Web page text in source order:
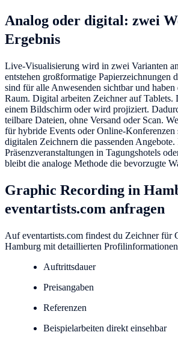
Analog oder digital: zwei
Ergebnis
Live-Visualisierung wird in zwei Varianten
entstehen großformatige Papierzeichnungen
sind für alle Anwesenden sichtbar und haben
Raum. Digital arbeiten Zeichner auf Tablets.
einem Bildschirm oder wird projiziert.
teilbare Dateien, ohne Versand oder Scan.
für hybride Events oder Online-Konferenzen
digitalen Zeichnern die passenden Angebote.
Präsenzveranstaltungen in Tagungshotels
bleibt die analoge Methode die bevorzugte
Graphic Recording in
eventartists.com anfragen
Auf eventartists.com findest du Zeichner für
Hamburg mit detaillierten
Auftrittsdauer
Preisangaben
Referenzen
Beispielarbeiten direkt einsehbar